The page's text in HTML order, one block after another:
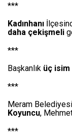
***
Kadınhanı
daha çekişmeli
***
Başkanlık üç isim
***
Meram
Koyuncu,
***